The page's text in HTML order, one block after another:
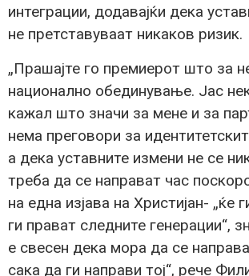
интеграции, додавајќи дека
не претставуваат никаков ризик.
„Прашајте го премиерот што за
национално обединување. Јас
кажал што значи за мене и за
нема преговори за
а дека уставните измени не се
треба да се направат час
на една изјава на Христијан- „ќе
ги прават следните генерации“,
е свесен дека мора да се
сака да ги направи тој“, рече